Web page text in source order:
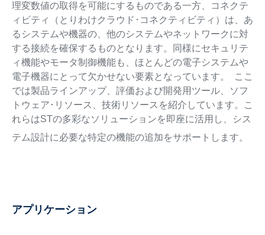
理変数値の取得を可能にするものである一方、コネクテ
ィビティ（とりわけクラウド･コネクティビティ）は、あ
るシステムや機器の、他のシステムやネットワークに対
する接続を確保するものとなります。同様にセキュリテ
ィ機能やモータ制御機能も、ほとんどの電子システムや
電子機器にとって欠かせない要素となっています。 ここ
では製品ラインアップ、評価および開発用ツール、ソフ
トウェア･リソース、技術リソースを紹介しています。こ
れらはSTの多彩なソリューションを即座に活用し、シス
テム設計に必要な特定の機能の追加をサポートします。
アプリケーション